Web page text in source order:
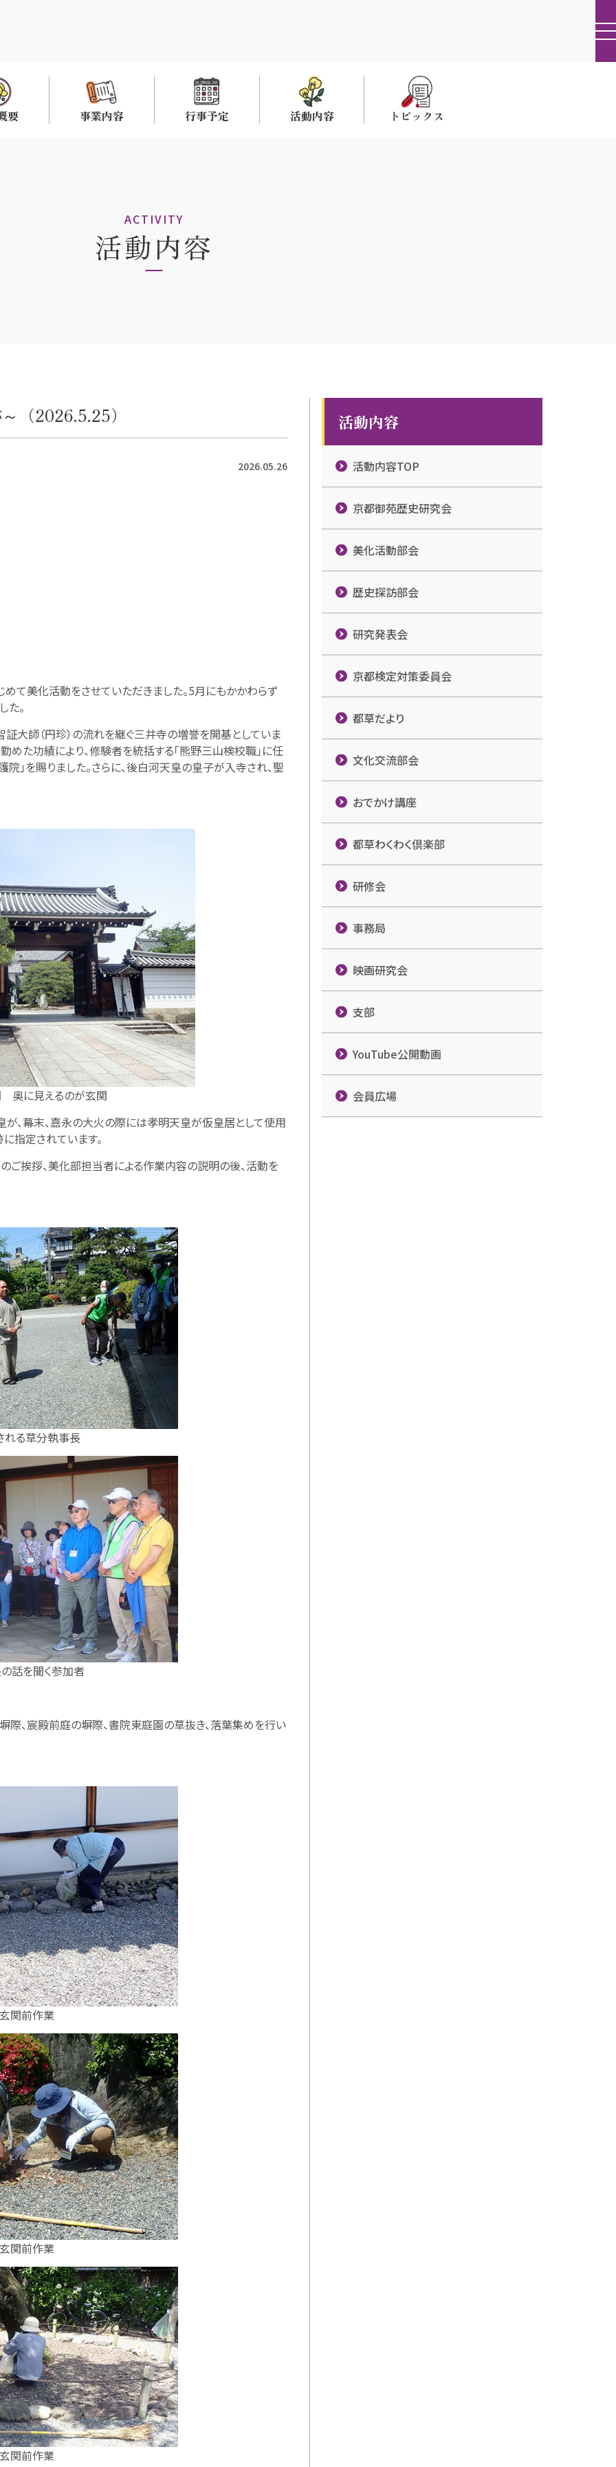
要 事業内容 行事予定 活動内容 トピックス
ACTIVITY
活動内容
活動内容
活動内容TOP
京都御苑歴史研究会
美化活動部会
歴史探訪部会
研究発表会
京都検定対策委員会
都草だより
文化交流部会
おでかけ講座
都草わくわく倶楽部
研修会
事務局
映画研究会
支部
YouTube公開動画
会員広場
（2026.5.25）
2026.05.26
て美化活動をさせていただきました。5月にもかかわらず
。
大師（円珍）の流れを継ぐ三井寺の増誉を開基としていま
めた功績により、修験者を統括する「熊野三山検校職」に任
院」を賜りました。さらに、後白河天皇の皇子が入寺され、聖
奥に見えるのが玄関
、幕末、嘉永の大火の際には孝明天皇が仮皇居として使用
指定されています。
挨拶、美化部担当者による作業内容の説明の後、活動を
れる草分執事長
話を聞く参加者
、宸殿前庭の塀際、書院東庭園の草抜き、落葉集めを行い
関前作業
関前作業
関前作業